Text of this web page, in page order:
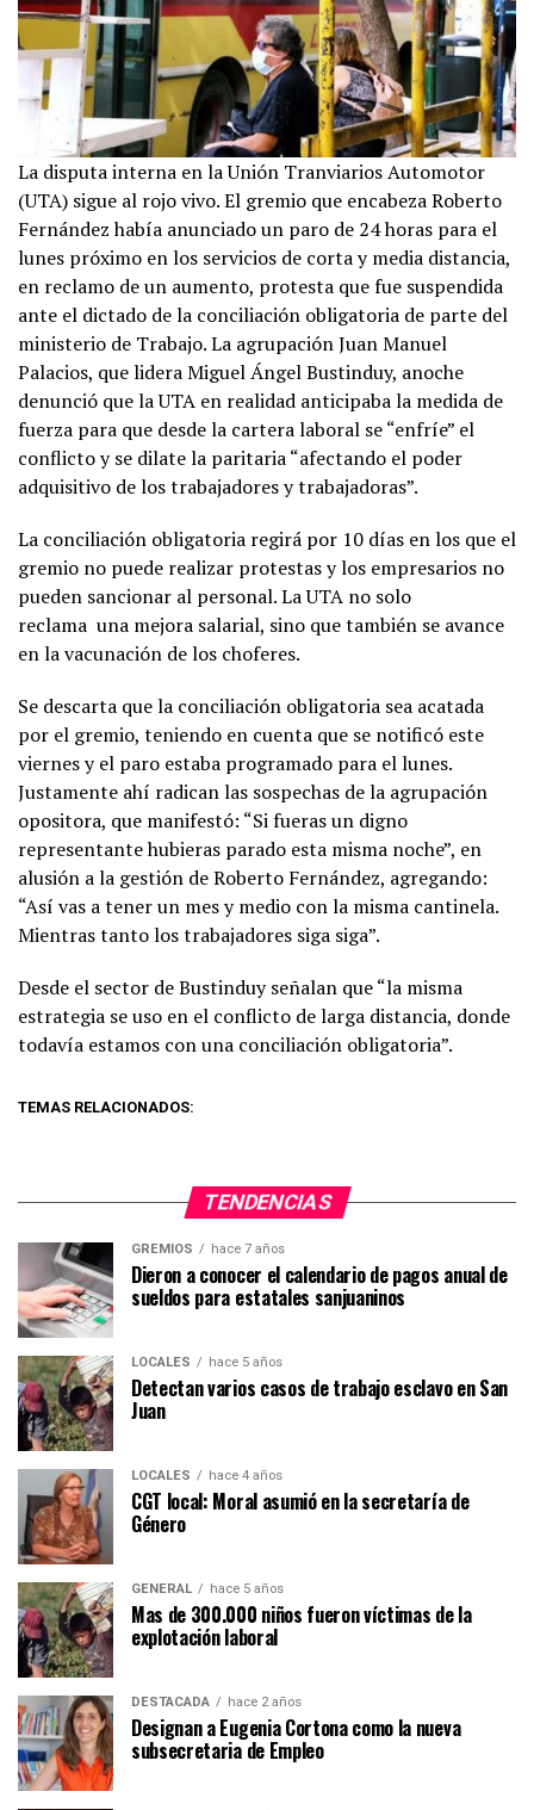
La disputa interna en la Unión Tranviarios Automotor
(UTA) sigue al rojo vivo. El gremio que encabeza Roberto
Fernández había anunciado un paro de 24 horas para el
lunes próximo en los servicios de corta y media distancia,
en reclamo de un aumento, protesta que fue suspendida
ante el dictado de la conciliación obligatoria de parte del
ministerio de Trabajo. La agrupación Juan Manuel
Palacios, que lidera Miguel Ángel Bustinduy, anoche
denunció que la UTA en realidad anticipaba la medida de
fuerza para que desde la cartera laboral se “enfríe” el
conflicto y se dilate la paritaria “afectando el poder
adquisitivo de los trabajadores y trabajadoras”.
La conciliación obligatoria regirá por 10 días en los que el
gremio no puede realizar protestas y los empresarios no
pueden sancionar al personal. La UTA no solo
reclama una mejora salarial, sino que también se avance
en la vacunación de los choferes.
Se descarta que la conciliación obligatoria sea acatada
por el gremio, teniendo en cuenta que se notificó este
viernes y el paro estaba programado para el lunes.
Justamente ahí radican las sospechas de la agrupación
opositora, que manifestó: “Si fueras un digno
representante hubieras parado esta misma noche”, en
alusión a la gestión de Roberto Fernández, agregando:
“Así vas a tener un mes y medio con la misma cantinela.
Mientras tanto los trabajadores siga siga”.
Desde el sector de Bustinduy señalan que “la misma
estrategia se uso en el conflicto de larga distancia, donde
todavía estamos con una conciliación obligatoria”.
TEMAS RELACIONADOS:
TENDENCIAS
GREMIOS hace 7 años
Dieron a conocer el calendario de pagos anual de
sueldos para estatales sanjuaninos
LOCALES hace 5 años
Detectan varios casos de trabajo esclavo en San
Juan
LOCALES hace 4 años
CGT local: Moral asumió en la secretaría de
Género
GENERAL hace 5 años
Mas de 300.000 niños fueron víctimas de la
explotación laboral
DESTACADA hace 2 años
Designan a Eugenia Cortona como la nueva
subsecretaria de Empleo